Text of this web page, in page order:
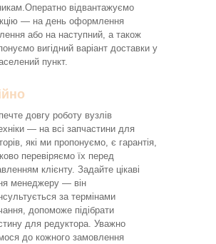
відвантажуємо
— на день оформлення
або на наступний, а також
вигідний варіант доставки у
пункт.
довгу роботу вузлів
— на всі запчастини для
які ми пропонуємо, є гарантія,
перевіряємо їх перед
клієнту. Задайте цікаві
менеджеру — він
за термінами
допоможе підібрати
для редуктора. Уважно
до кожного замовлення